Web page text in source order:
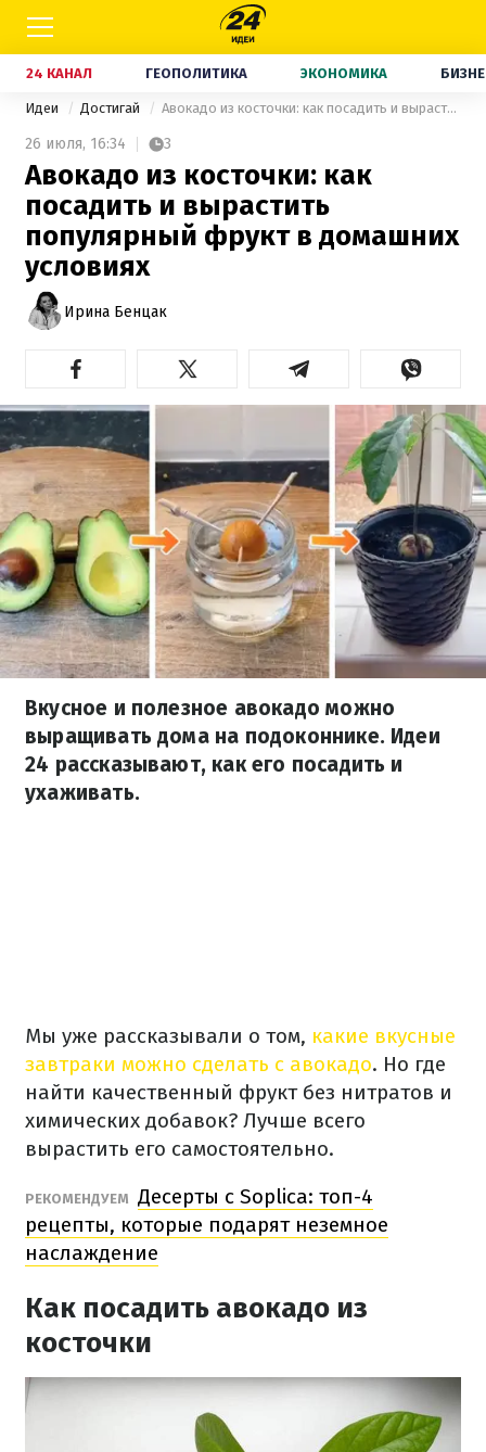
24 КАНАЛ ГЕОПОЛИТИКА ЭКОНОМИКА
Идеи Достигай Авокадо из косточки: как посадить и вырастить популярный фрукт в домашних условиях
26 июля, 16:34 3
Авокадо из косточки: как
посадить и вырастить
популярный фрукт в домашних
условиях
Ирина Бенцак
Вкусное и полезное авокадо можно
выращивать дома на подоконнике. Идеи
24 рассказывают, как его посадить и
ухаживать.
Мы уже рассказывали о том, какие вкусные
завтраки можно сделать с авокадо. Но где
найти качественный фрукт без нитратов и
химических добавок? Лучше всего
вырастить его самостоятельно.
РЕКОМЕНДУЕМ Десерты с Soplica: топ-4
рецепты, которые подарят неземное
наслаждение
Как посадить авокадо из
косточки